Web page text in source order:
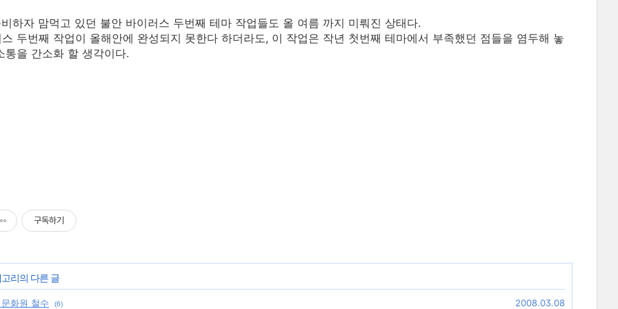
하자 맘먹고 있던 불안 바이러스 두번째 테마 작업들도 올 여름 까지 미뤄진 상태다.
두번째 작업이 올해안에 완성되지 못한다 하더라도, 이 작업은 작년 첫번째 테마에서 부족했던 점들을 염두해 놓
통을 간소화 할 생각이다.
구독하기
리의 다른 글
화원 철수 (6) 2008.03.08